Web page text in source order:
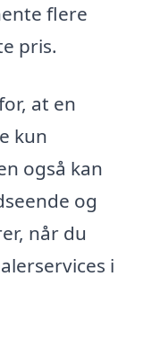
flere
pris.
at en
kun
også kan
og
når du
i